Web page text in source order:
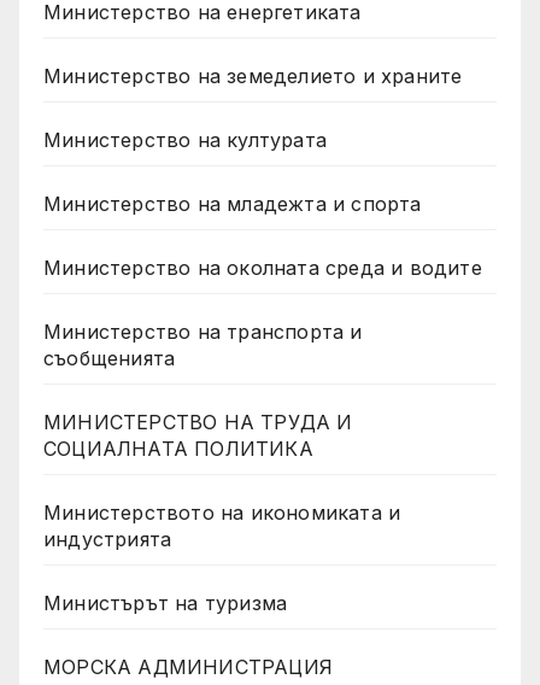
Министерство на енергетиката
Министерство на земеделието и храните
Министерство на културата
Министерство на младежта и спорта
Министерство на околната среда и водите
Министерство на транспорта и
съобщенията
МИНИСТЕРСТВО НА ТРУДА И
СОЦИАЛНАТА ПОЛИТИКА
Министерството на икономиката и
индустрията
Министърът на туризма
МОРСКА АДМИНИСТРАЦИЯ